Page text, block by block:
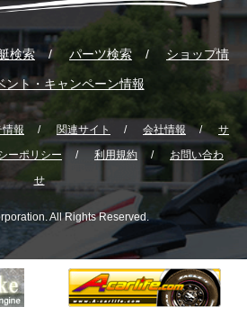
検索 パーツ検索 ショップ情
ント・キャンペーン情報
報 関連サイト 会社情報
サ
ーポリシー 利用規約
お問い合わ
せ
All Rights Reserved.